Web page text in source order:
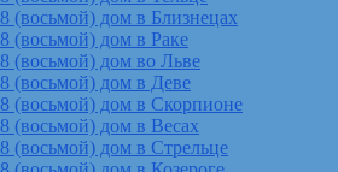
8 (восьмой) дом в Близнецах
8 (восьмой) дом в Раке
8 (восьмой) дом во Льве
8 (восьмой) дом в Деве
8 (восьмой) дом в Скорпионе
8 (восьмой) дом в Весах
8 (восьмой) дом в Стрельце